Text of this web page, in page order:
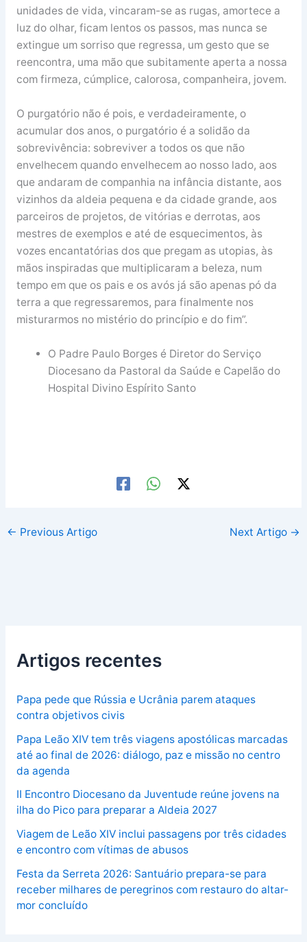
unidades de vida, vincaram-se as rugas, amortece a
luz do olhar, ficam lentos os passos, mas nunca se
extingue um sorriso que regressa, um gesto que se
reencontra, uma mão que subitamente aperta a nossa
com firmeza, cúmplice, calorosa, companheira, jovem.
O purgatório não é pois, e verdadeiramente, o
acumular dos anos, o purgatório é a solidão da
sobrevivência: sobreviver a todos os que não
envelhecem quando envelhecem ao nosso lado, aos
que andaram de companhia na infância distante, aos
vizinhos da aldeia pequena e da cidade grande, aos
parceiros de projetos, de vitórias e derrotas, aos
mestres de exemplos e até de esquecimentos, às
vozes encantatórias dos que pregam as utopias, às
mãos inspiradas que multiplicaram a beleza, num
tempo em que os pais e os avós já são apenas pó da
terra a que regressaremos, para finalmente nos
misturarmos no mistério do princípio e do fim”.
O Padre Paulo Borges é Diretor do Serviço
Diocesano da Pastoral da Saúde e Capelão do
Hospital Divino Espírito Santo
← Previous Artigo Next Artigo →
Artigos recentes
Papa pede que Rússia e Ucrânia parem ataques
contra objetivos civis
Papa Leão XIV tem três viagens apostólicas marcadas
até ao final de 2026: diálogo, paz e missão no centro
da agenda
II Encontro Diocesano da Juventude reúne jovens na
ilha do Pico para preparar a Aldeia 2027
Viagem de Leão XIV inclui passagens por três cidades
e encontro com vítimas de abusos
Festa da Serreta 2026: Santuário prepara-se para
receber milhares de peregrinos com restauro do altar-
mor concluído